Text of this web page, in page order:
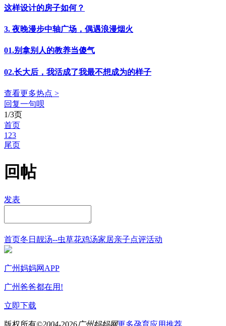
这样设计的房子如何？
3. 夜晚漫步中轴广场，偶遇浪漫烟火
01.别拿别人的教养当傻气
02.长大后，我活成了我最不想成为的样子
查看更多热点 >
回复一句呗
1/3页
首页
1 23
尾页
回帖
发表
首页冬日靓汤--虫草花鸡汤家居亲子点评活动
广州妈妈网APP
广州爸爸都在用!
立即下载
版权所有©2004-2026广州妈妈网更多孕育应用推荐